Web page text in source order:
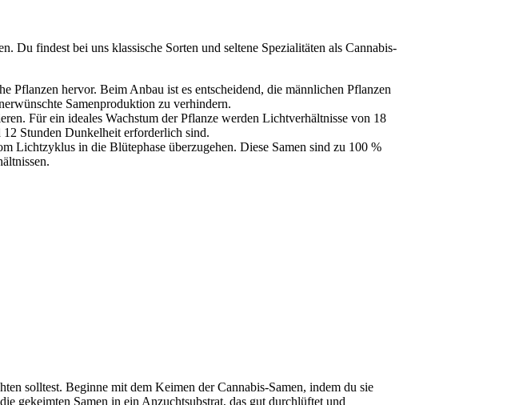
Du findest bei uns klassische Sorten und seltene Spezialitäten als Cannabis-
Pflanzen hervor. Beim Anbau ist es entscheidend, die männlichen Pflanzen
Samenproduktion zu verhindern.
Für ein ideales Wachstum der Pflanze werden Lichtverhältnisse von 18
Stunden Dunkelheit erforderlich sind.
Lichtzyklus in die Blütephase überzugehen. Diese Samen sind zu 100 %
solltest. Beginne mit dem Keimen der Cannabis-Samen, indem du sie
gekeimten Samen in ein Anzuchtsubstrat, das gut durchlüftet und